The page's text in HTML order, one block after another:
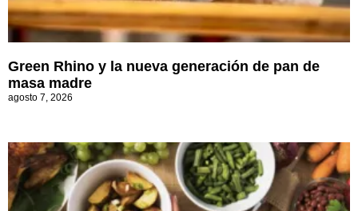
Green Rhino y la nueva generación de pan de
masa madre
agosto 7, 2026